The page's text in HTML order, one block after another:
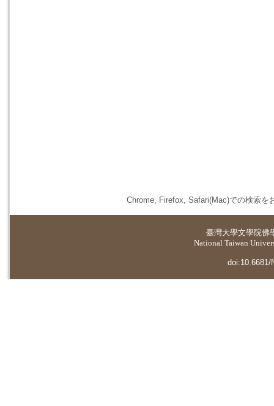
Chrome, Firefox, Safari(Mac)での検索を
臺灣大學文學院佛
National Taiwan
doi:10.6681/